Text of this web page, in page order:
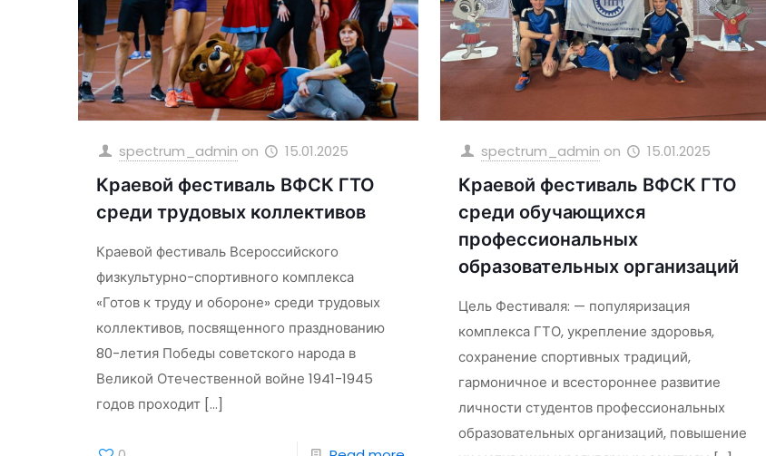
spectrum_admin on 15.01.2025
Краевой фестиваль ВФСК ГТО
среди трудовых коллективов
Краевой фестиваль Всероссийского
физкультурно-спортивного комплекса
«Готов к труду и обороне» среди трудовых
коллективов, посвященного празднованию
80-летия Победы советского народа в
Великой Отечественной войне 1941-1945
годов проходит[…]
spectrum_admin on 15.01.2025
Краевой фестиваль ВФСК ГТО
среди обучающихся
профессиональных
образовательных организаций
Цель Фестиваля: — популяризация
комплекса ГТО, укрепление здоровья,
сохранение спортивных традиций,
гармоничное и всестороннее развитие
личности студентов профессиональных
образовательных организаций, повышение